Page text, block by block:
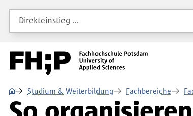
Direkt zum Inhalt
Direkt zur Hauptnavigation
Direkt zum Fußbereich
Direkteinstieg …
⌂ Studium & Weiterbildung Fachbereiche